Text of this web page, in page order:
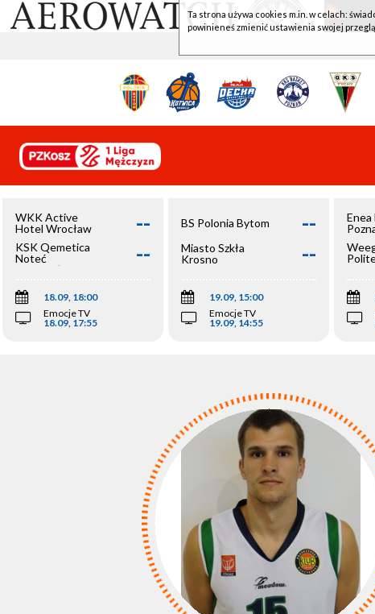
WKK Active
Hotel Wrocław
--
KSK Qemetica
Noteć
Inowrocław
--
18.09, 18:00
Emocje TV
18.09, 17:55
BS Polonia Bytom --
Miasto Szkła
Krosno
--
19.09, 15:00
Emocje TV
19.09, 14:55
Enea
Ta strona używa cookies m.in. w celach:
powinieneś zmienić ustawienia swojej